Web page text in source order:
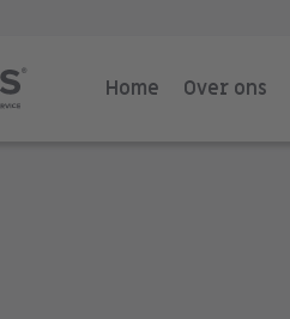
Home Over ons